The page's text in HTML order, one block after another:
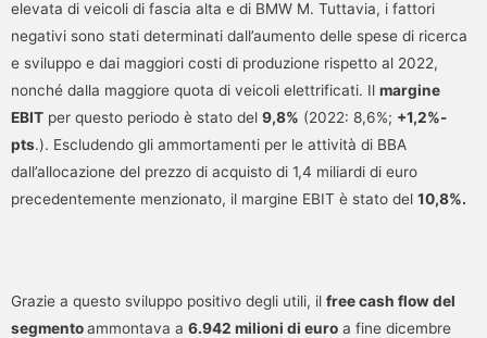
elevata di veicoli di fascia alta e di BMW M. Tuttavia, i fattori
negativi sono stati determinati dall’aumento delle spese di ricerca
e sviluppo e dai maggiori costi di produzione rispetto al 2022,
nonché dalla maggiore quota di veicoli elettrificati. Il margine
EBIT per questo periodo è stato del 9,8% (2022: 8,6%; +1,2%-
pts.). Escludendo gli ammortamenti per le attività di BBA
dall’allocazione del prezzo di acquisto di 1,4 miliardi di euro
precedentemente menzionato, il margine EBIT è stato del 10,8%.
Grazie a questo sviluppo positivo degli utili, il free cash flow del
segmentoammontava a 6.942 milioni di euro a fine dicembre